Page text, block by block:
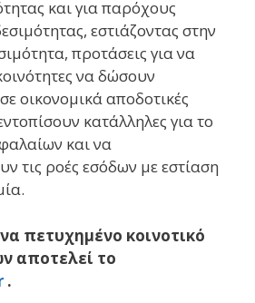
και για παρόχους
εστιάζοντας στην
προτάσεις για να
να δώσουν
οικονομικά αποδοτικές
κατάλληλες για το
και να
τις ροές εσόδων με εστίαση
πετυχημένο κοινοτικό
αποτελεί το
.